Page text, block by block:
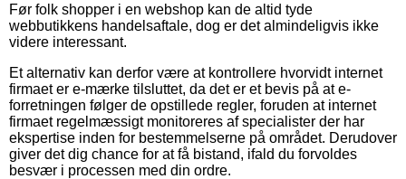
Før folk shopper i en webshop kan de altid tyde
webbutikkens handelsaftale, dog er det almindeligvis ikke
videre interessant.
Et alternativ kan derfor være at kontrollere hvorvidt internet
firmaet er e-mærke tilsluttet, da det er et bevis på at e-
forretningen følger de opstillede regler, foruden at internet
firmaet regelmæssigt monitoreres af specialister der har
ekspertise inden for bestemmelserne på området. Derudover
giver det dig chance for at få bistand, ifald du forvoldes
besvær i processen med din ordre.